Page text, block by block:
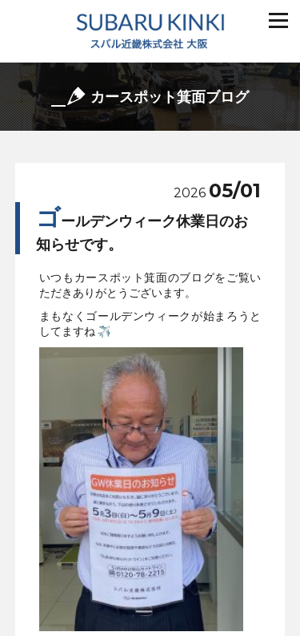
カースポット箕面ブログ
2026 05/01
ゴールデンウィーク休業日のお
知らせです。
いつもカースポット箕面のブログをご覧い
ただきありがとうございます。
まもなくゴールデンウィークが始まろうと
してますね